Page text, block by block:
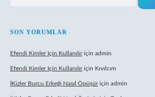
SON YORUMLAR
Efendi Kimler Için Kullanılıriçin admin
Efendi Kimler Için Kullanılıriçin Kıvılcım
İKizler Burcu Erkeği Nasıl Öpüşüriçin admin